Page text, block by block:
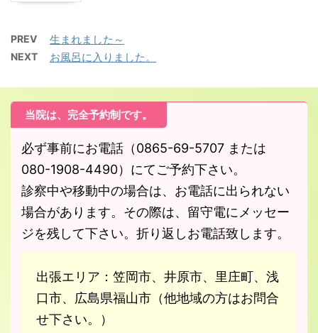
PREV 生まれました～
NEXT お風呂に入りました。
当院は、完全予約制です。
必ず事前にお電話（0865-69-5707 または
080-1908-4490）にてご予約下さい。
診察中や移動中の場合は、お電話に出られない
場合があります。その際は、留守電にメッセー
ジを残して下さい。折り返しお電話致します。
出張エリア：笠岡市、井原市、里庄町、浅
口市、広島県福山市（他地域の方はお問合
せ下さい。）